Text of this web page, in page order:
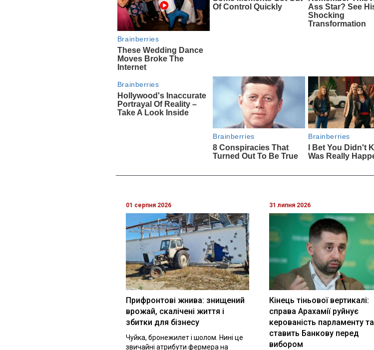
01 серпня 2026
Прифронтові жнива: знищений
врожай, скалічені життя і
збитки для бізнесу
Чуйка, бронежилет і шолом. Нині це
звичайні атрибути фермера на
31 липня 2026
Кінець тіньової вертикалі:
справа Арахамії руйнує
керованість парламенту та
ставить Банкову перед
вибором